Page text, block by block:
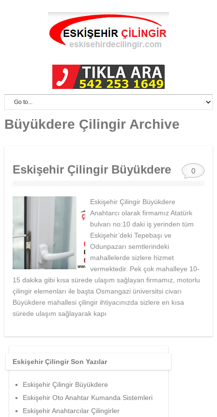
Büyükdere Çilingir Archive
0
Eskişehir Çilingir Büyükdere
Eskişehir Çilingir Büyükdere
Anahtarcı olarak firmamız Atatürk
bulvarı no:10 daki iş yerinden tüm
Eskişehir’deki Tepebaşı ve
Odunpazarı semtlerindeki
mahallelerde sizlere hizmet
vermektedir. Pek çok mahalleye 10-
15 dakika gibi kısa sürede ulaşım sağlayan firmamız, motorlu
çilingir elemenları ile başta Osmangazi üniversitsi civarı
Büyükdere mahallesi çilingir ihtiyacınızda sizlere en kısa
sürede ulaşım sağlayarak kapı
Eskişehir Çilingir Son Yazılar
Eskişehir Çilingir Büyükdere
Eskişehir Oto Anahtar Kumanda Sistemleri
Eskişehir Anahtarcılar Çilingirler